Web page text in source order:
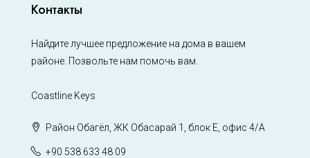
Контакты
Найдите лучшее предложение на дома в вашем
районе. Позвольте нам помочь вам.
Coastline Keys
Район Обагёл, ЖК Обасарай 1, блок Е, офис 4/А
+90 538 633 48 09